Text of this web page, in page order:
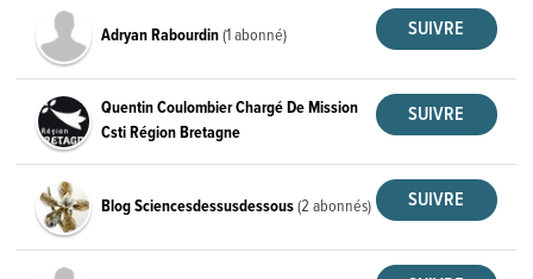
Adryan Rabourdin(1 abonné)
Quentin Coulombier Chargé De Mission
Csti Région Bretagne
Blog Sciencesdessusdessous(2 abonnés)